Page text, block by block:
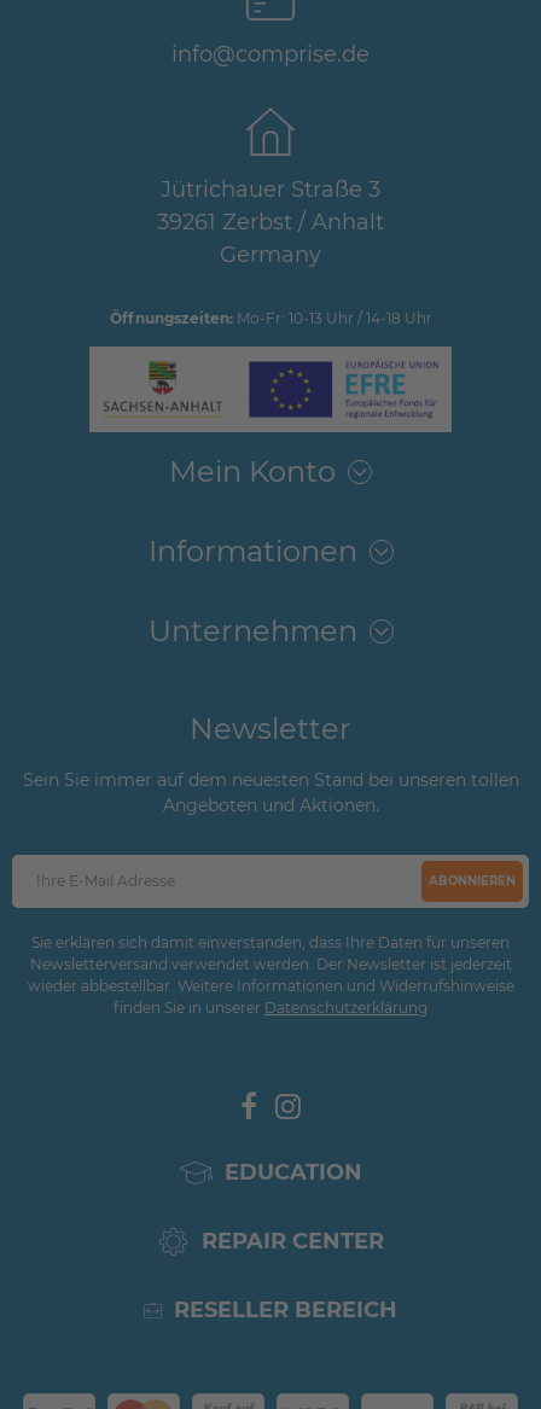
info@comprise.de
Jütrichauer Straße 3
39261 Zerbst / Anhalt
Germany
Öffnungszeiten:Mo-Fr: 10-13 Uhr / 14-18 Uhr
Mein Konto
Informationen
Unternehmen
Newsletter
Sein Sie immer auf dem neuesten Stand bei unseren tollen
Angeboten und Aktionen.
ABONNIEREN
Sie erklären sich damit einverstanden, dass Ihre Daten für unseren
Newsletterversand verwendet werden. Der Newsletter ist jederzeit
wieder abbestellbar. Weitere Informationen und Widerrufshinweise
finden Sie in unserer Daten­schutz­erklärung
EDUCATION
REPAIR CENTER
RESELLER BEREICH